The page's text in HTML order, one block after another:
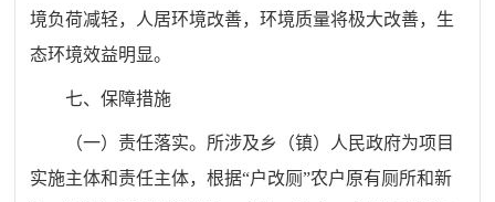
境负荷减轻，人居环境改善，环境质量将极大改善，生
态环境效益明显。
七、保障措施
（一）责任落实。所涉及乡（镇）人民政府为项目
实施主体和责任主体，根据“户改厕”农户原有厕所和新